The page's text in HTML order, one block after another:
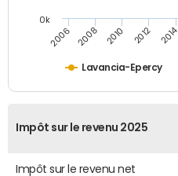
Lavancia-Epercy
2006 2008 2010 2012 2014
0k
Impôt sur le revenu 2025
Impôt sur le revenu net